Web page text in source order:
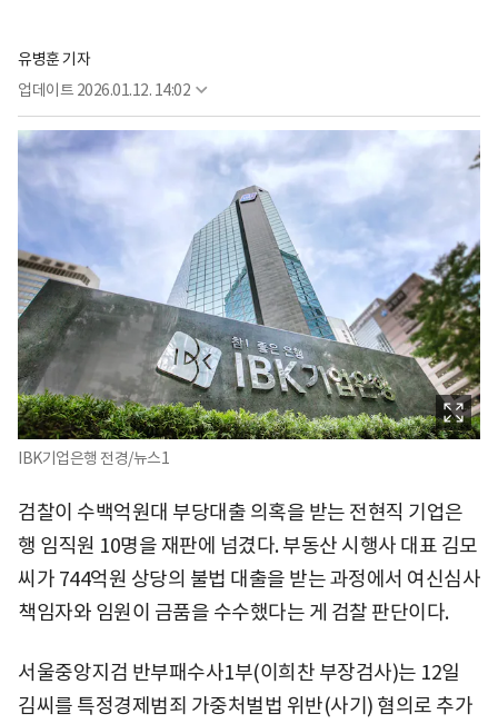
유병훈 기자
업데이트 2026.01.12. 14:02
IBK기업은행 전경/뉴스1
검찰이 수백억원대 부당대출 의혹을 받는 전현직 기업은
행 임직원 10명을 재판에 넘겼다. 부동산 시행사 대표 김모
씨가 744억원 상당의 불법 대출을 받는 과정에서 여신심사
책임자와 임원이 금품을 수수했다는 게 검찰 판단이다.
서울중앙지검 반부패수사1부(이희찬 부장검사)는 12일
김씨를 특정경제범죄 가중처벌법 위반(사기) 혐의로 추가